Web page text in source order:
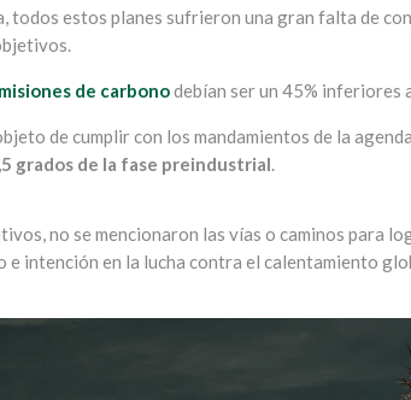
todos estos planes sufrieron una gran falta de
de carbonodebían ser un 45% inferiores
de cumplir con los mandamientos de la
grados de la fase preindustrial.
no se mencionaron las vías o caminos para
e intención en la lucha contra el calentamiento